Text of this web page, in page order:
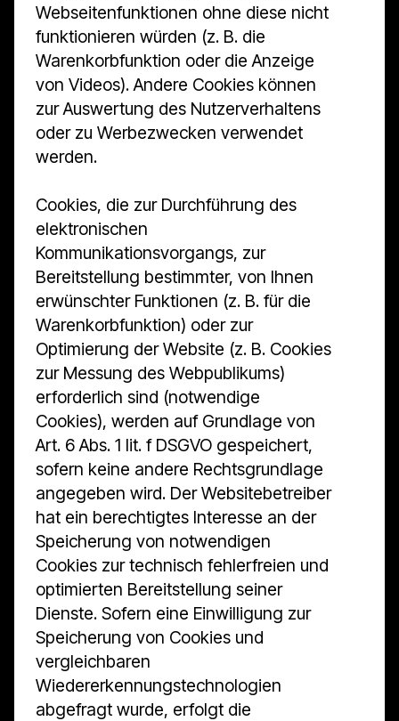
Webseitenfunktionen ohne diese nicht
funktionieren würden (z. B. die
Warenkorbfunktion oder die Anzeige
von Videos). Andere Cookies können
zur Auswertung des Nutzerverhaltens
oder zu Werbezwecken verwendet
werden.
Cookies, die zur Durchführung des
elektronischen
Kommunikationsvorgangs, zur
Bereitstellung bestimmter, von Ihnen
erwünschter Funktionen (z. B. für die
Warenkorbfunktion) oder zur
Optimierung der Website (z. B. Cookies
zur Messung des Webpublikums)
erforderlich sind (notwendige
Cookies), werden auf Grundlage von
Art. 6 Abs. 1 lit. f DSGVO gespeichert,
sofern keine andere Rechtsgrundlage
angegeben wird. Der Websitebetreiber
hat ein berechtigtes Interesse an der
Speicherung von notwendigen
Cookies zur technisch fehlerfreien und
optimierten Bereitstellung seiner
Dienste. Sofern eine Einwilligung zur
Speicherung von Cookies und
vergleichbaren
Wiedererkennungstechnologien
abgefragt wurde, erfolgt die